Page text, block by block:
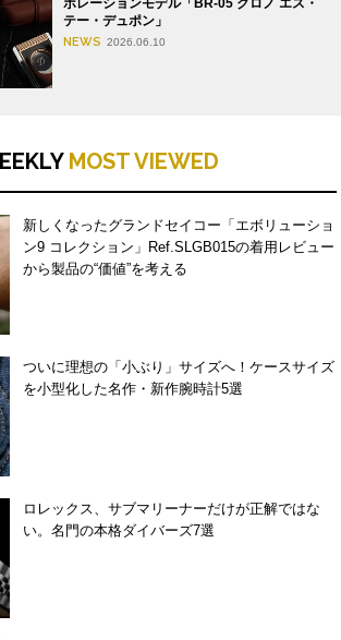
テー・デュポン」
NEWS 2026.06.10
MOST VIEWED
新しくなったグランドセイコー「エボリューショ
ン9 コレクション」Ref.SLGB015の着用レビュー
から製品の“価値”を考える
ついに理想の「小ぶり」サイズへ！ケースサイズ
を小型化した名作・新作腕時計5選
ロレックス、サブマリーナーだけが正解ではな
い。名門の本格ダイバーズ7選